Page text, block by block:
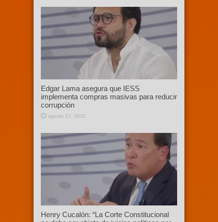
Edgar Lama asegura que IESS
implementa compras masivas para reducir
corrupción
agosto 27, 2025
Henry Cucalón: “La Corte Constitucional